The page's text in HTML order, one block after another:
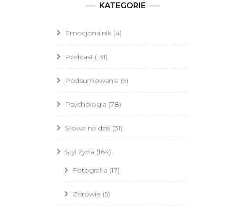
KATEGORIE
Emocjonalnik (4)
Podcast (131)
Podsumowania (9)
Psychologia (78)
Słowa na dziś (31)
Styl życia (164)
Fotografia (17)
Zdrowie (5)